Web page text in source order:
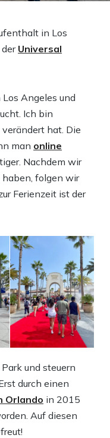
in Los
Universal
Angeles und
Ich bin
hat. Die
man online
Nachdem wir
folgen wir
Ferienzeit ist der
und steuern
durch einen
Orlando in 2015
Auf diesen